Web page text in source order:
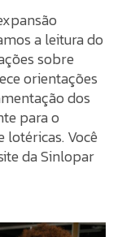
a leitura do
sobre
orientações
dos
para o
lotéricas. Você
da Sinlopar